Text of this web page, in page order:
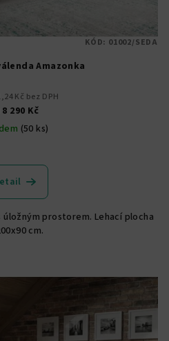
Amazonka
Kč bez DPH
8 290 Kč
(50 ks)
hodnocení
produktu
z
5
úložným prostorem. Lehací plocha
cm.
KÓD: 01002/SEDA